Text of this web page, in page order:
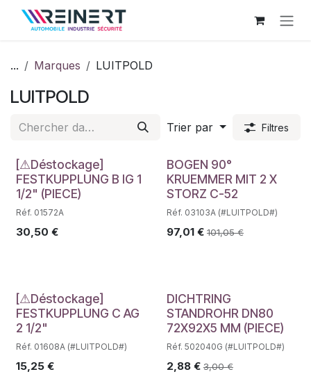
Se rendre au contenu
... Marques LUITPOLD
LUITPOLD
Trier par Filtres
Déstockage
[⚠Déstockage]
FESTKUPPLUNG B IG 1
1/2" (PIECE)
Réf. 01572A
30,50 €
BOGEN 90°
KRUEMMER MIT 2 X
STORZ C-52
Réf. 03103A (#LUITPOLD#)
97,01€ 101,05€
Déstockage
[⚠Déstockage]
FESTKUPPLUNG C AG
2 1/2"
Réf. 01608A (#LUITPOLD#)
15,25 €
DICHTRING
STANDROHR DN80
72X92X5 MM (PIECE)
Réf. 502040G (#LUITPOLD#)
2,88€ 3,00€